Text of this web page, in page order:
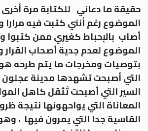
حقيقة ما دعاني للكتابة مرة
الموضوع رغم أنني كتبت فيه مرارا
أصاب بالإحباط كغيري ممن كتبوا
الموضوع لعدم جدية أصحاب القرار
بتوصيات ومخرجات ما يتم طرحه هو
التي أصبحت تشهدها مدينة
السير التي أصبحت تُثقل كاهل
المعاناة التي يواحهونها نتيجة
القاسية جدا التي يمرون فيها ،